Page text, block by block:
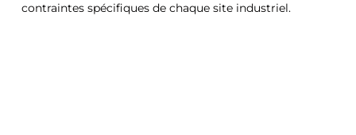
contraintes spécifiques de chaque site industriel.